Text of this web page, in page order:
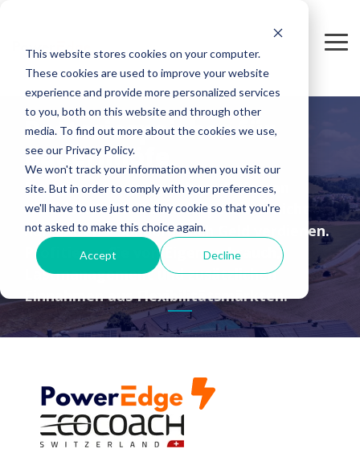
This website stores cookies on your computer.
These cookies are used to improve your website
experience and provide more personalized services
to you, both on this website and through other
media. To find out more about the cookies we use,
see our Privacy Policy.
We won't track your information when you visit our
site. But in order to comply with your preferences,
we'll have to use just one tiny cookie so that you're
not asked to make this choice again.
Accept Decline
main
content.
Batteriespeicher für
Bauernhöfe
Energieversorgung sichern & Kosten
reduzieren. Mit Batteriespeichern nicht
nur sparen – sondern auch Geld verdienen.
Profitieren Sie von Eigenverbrauch,
Lastmanagement und zusätzlichen
Einnahmen aus Flexibilitätsmärkten.